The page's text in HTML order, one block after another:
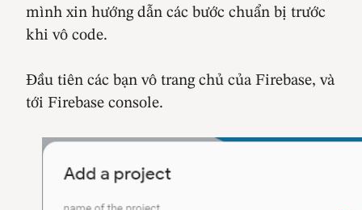
mình xin hướng dẫn các bước chuẩn bị trước
khi vô code.
Đầu tiên các bạn vô trang chủ của Firebase, và
tới Firebase console.